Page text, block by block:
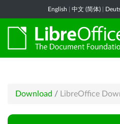
English 中文 (简体)
Download / LibreOffice